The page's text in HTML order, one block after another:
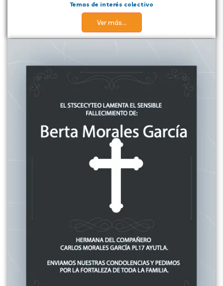
Temas de interés colectivo
Ver más...